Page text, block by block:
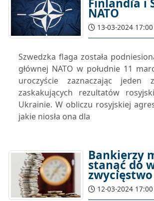
Finlandia i
NATO
13-03-2024 17:00
Szwedzka flaga została
głównej NATO w południe 11
uroczyście zaznaczając jeden
zaskakujących rezultatów
Ukrainie. W obliczu rosyjskiej
jakie niosła ona dla
Bankierzy
stanąć do
12-03-2024 17:00